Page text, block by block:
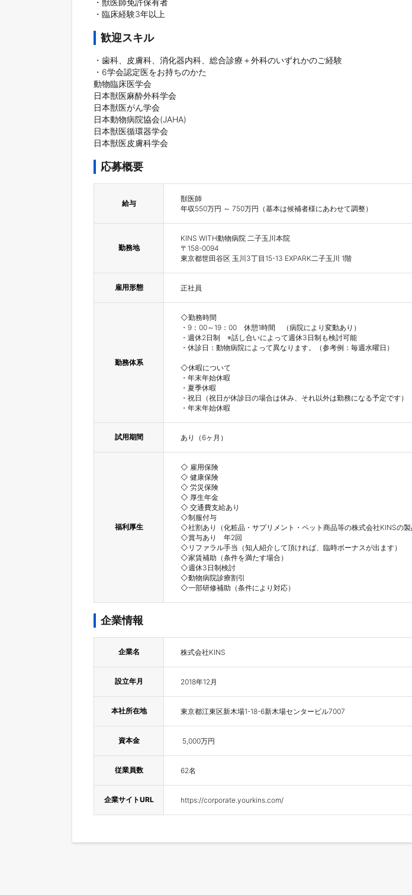
・臨床経験3年以上
歓迎スキル
・歯科、皮膚科、消化器内科、総合診療＋外科のいずれかのご経験
・6学会認定医をお持ちのかた
動物臨床医学会
日本獣医麻酔外科学会
日本獣医がん学会
日本動物病院協会(JAHA)
日本獣医循環器学会
日本獣医皮膚科学会
応募概要
給与
獣医師
勤務地
KINS WITH動物病院 二子玉川本院
〒158-0094
東京都世田谷区 玉川3丁目15-13 EXPARK二子玉川 1階
雇用形態 正社員
勤務体系
◇勤務時間
・9：00～19：00　休憩1時間　（病院により変動あり）
・週休2日制　※話し合いによって週休3日制も検討可能
・休診日：動物病院によって異なります。（参考例：毎週水曜日）
◇休暇について
・年末年始休暇
・夏季休暇
・祝日（祝日が休診日の場合は休み、それ以外は勤務になる予定です）
試用期間 あり（6ヶ月）
福利厚生
◇ 雇用保険
◇ 健康保険
◇ 労災保険
◇ 厚生年金
◇ 交通費支給あり
◇制服付与
◇社割あり（化粧品・サプリメント・ペット商品等の株式会社KINSの製
◇賞与あり　年2回
◇リファラル手当（知人紹介して頂ければ、臨時ボーナスが出ます）
◇家賃補助（条件を満たす場合）
◇週休3日制検討
◇動物病院診療割引
◇一部研修補助（条件により対応）
企業情報
企業名 株式会社KINS
設立年月 2018年12月
本社所在地 東京都江東区新木場1-18-6新木場センタービル7007
資本金 5,000万円
従業員数 62名
企業サイトURL https://corporate.yourkins.com/